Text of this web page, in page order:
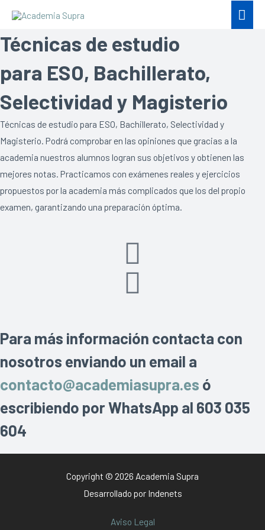
Técnicas de estudio
para ESO, Bachillerato,
Selectividad y Magisterio
Técnicas de estudio para ESO, Bachillerato, Selectividad y
Magisterio. Podrá comprobar en las opiniones que gracias a la
academia nuestros alumnos logran sus objetivos y obtienen las
mejores notas. Practicamos con exámenes reales y ejercicios
propuestos por la academia más complicados que los del propio
examen, garantizando una preparación óptima.
Para más información contacta con
nosotros enviando un email a
contacto@academiasupra.es ó
escribiendo por WhatsApp al 603 035
604
Copyright © 2026 Academia Supra
Desarrollado por Indenets
Aviso Legal